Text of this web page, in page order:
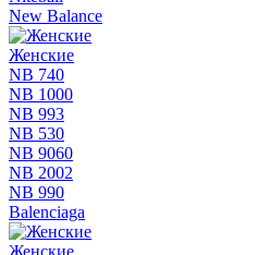
New Balance
Женские
NB 740
NB 1000
NB 993
NB 530
NB 9060
NB 2002
NB 990
Balenciaga
Женские